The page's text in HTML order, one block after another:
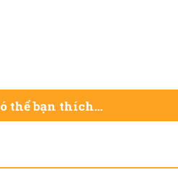
thể bạn thích…